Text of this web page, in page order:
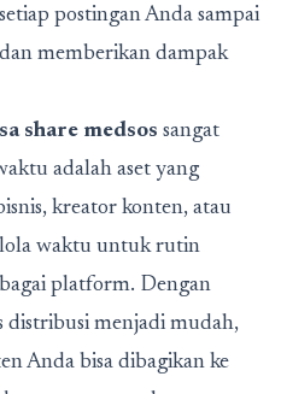
postingan Anda sampai
memberikan dampak
share medsos sangat
adalah aset yang
kreator konten, atau
waktu untuk rutin
platform. Dengan
distribusi menjadi mudah,
Anda bisa dibagikan ke